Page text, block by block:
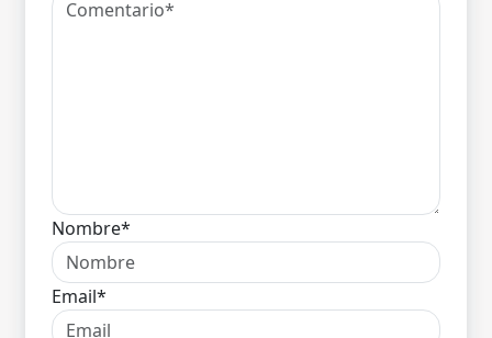
Nombre*
Email*